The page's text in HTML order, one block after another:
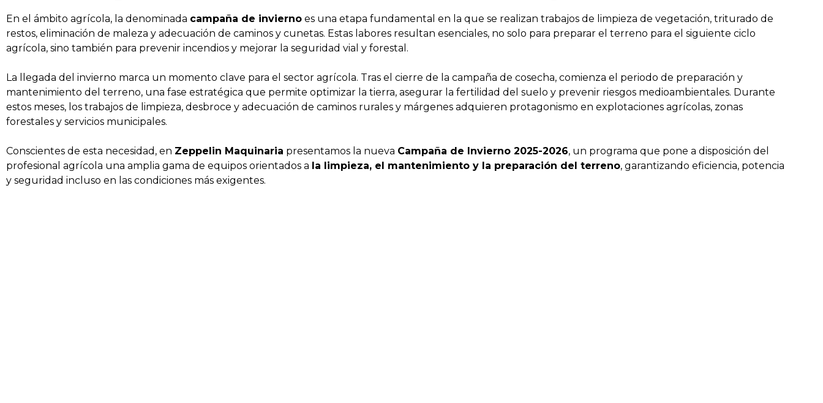
En el ámbito agrícola, la denominada campaña de invierno es una etapa fundamental en la que se realizan trabajos de limpieza de vegetación, triturado de
restos, eliminación de maleza y adecuación de caminos y cunetas. Estas labores resultan esenciales, no solo para preparar el terreno para el siguiente ciclo
agrícola, sino también para prevenir incendios y mejorar la seguridad vial y forestal.
La llegada del invierno marca un momento clave para el sector agrícola. Tras el cierre de la campaña de cosecha, comienza el periodo de preparación y
mantenimiento del terreno, una fase estratégica que permite optimizar la tierra, asegurar la fertilidad del suelo y prevenir riesgos medioambientales. Durante
estos meses, los trabajos de limpieza, desbroce y adecuación de caminos rurales y márgenes adquieren protagonismo en explotaciones agrícolas, zonas
forestales y servicios municipales.
Conscientes de esta necesidad, en Zeppelin Maquinaria presentamos la nueva Campaña de Invierno 2025-2026, un programa que pone a disposición del
profesional agrícola una amplia gama de equipos orientados a la limpieza, el mantenimiento y la preparación del terreno, garantizando eficiencia, potencia
y seguridad incluso en las condiciones más exigentes.